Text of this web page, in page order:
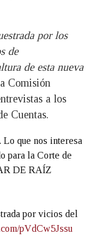
por los
de
de esta nueva
Comisión
a los
Cuentas.
Lo que nos interesa
para la Corte de
DE RAÍZ
por vicios del
pVdCw5Jssu